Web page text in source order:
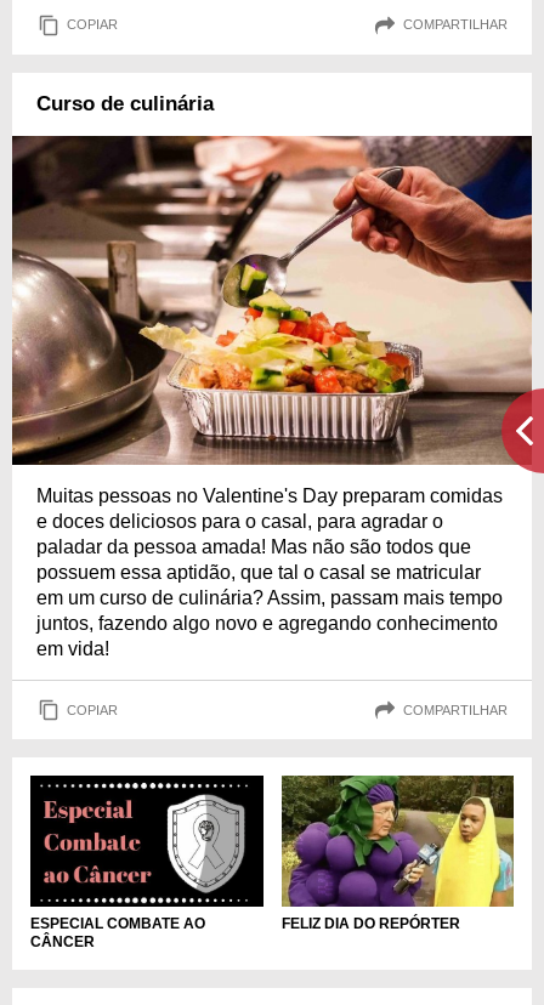
COPIAR COMPARTILHAR
Curso de culinária
Muitas pessoas no Valentine's Day preparam comidas
e doces deliciosos para o casal, para agradar o
paladar da pessoa amada! Mas não são todos que
possuem essa aptidão, que tal o casal se matricular
em um curso de culinária? Assim, passam mais tempo
juntos, fazendo algo novo e agregando conhecimento
em vida!
COPIAR COMPARTILHAR
ESPECIAL COMBATE AO
CÂNCER
FELIZ DIA DO REPÓRTER